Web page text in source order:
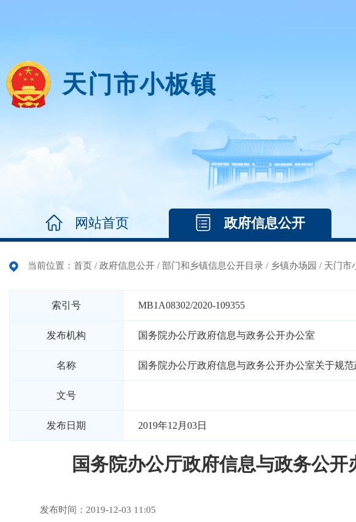
天门市小板镇
网站首页 政府信息公开
当前位置： 首页 / 政府信息公开 / 部门和乡镇信息公开目录 / 乡镇办场园 / 天门市
索引号 MB1A08302/2020-109355
发布机构 国务院办公厅政府信息与政务公开办公室
名称 国务院办公厅政府信息与政务公开办公室关于规
文号
发布日期 2019年12月03日
国务院办公厅政府信息与政务公
发布时间：2019-12-03 11:05